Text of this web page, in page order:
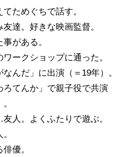
ためぐちで話す。
達。好きな映画監督。
がある。
ークショップに通った。
んだ」に出演（＝19年）。
てんか」で親子役で共演
人。よくふたりで遊ぶ。
優。